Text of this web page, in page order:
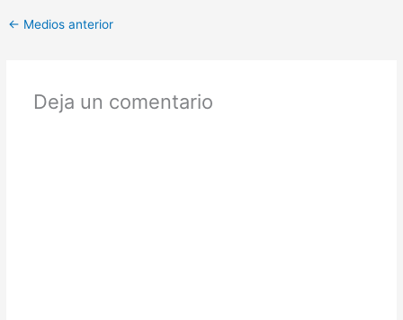
← Medios anterior
Deja un comentario